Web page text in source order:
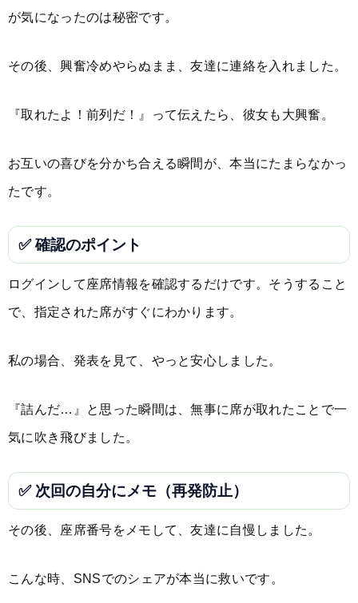
が気になったのは秘密です。
その後、興奮冷めやらぬまま、友達に連絡を入れました。
『取れたよ！前列だ！』って伝えたら、彼女も大興奮。
お互いの喜びを分かち合える瞬間が、本当にたまらなかっ
たです。
✅ 確認のポイント
ログインして座席情報を確認するだけです。そうすること
で、指定された席がすぐにわかります。
私の場合、発表を見て、やっと安心しました。
『詰んだ…』と思った瞬間は、無事に席が取れたことで一
気に吹き飛びました。
✅ 次回の自分にメモ（再発防止）
その後、座席番号をメモして、友達に自慢しました。
こんな時、SNSでのシェアが本当に救いです。